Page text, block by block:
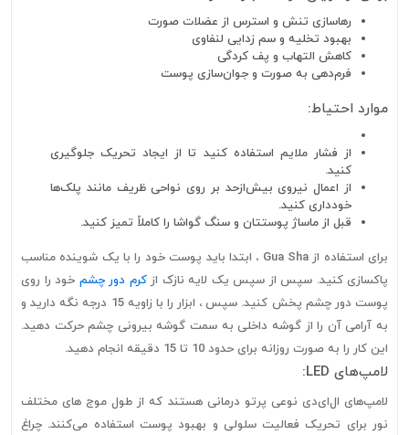
رهاسازی تنش و استرس از عضلات صورت
بهبود تخلیه و سم زدایی لنفاوی
کاهش التهاب و پف کردگی
فرم‌دهی به صورت و جوان‌سازی پوست
موارد احتیاط:
از فشار ملایم استفاده کنید تا از ایجاد تحریک جلوگیری
کنید.
از اعمال نیروی بیش‌از‌حد بر روی نواحی ظریف مانند پلک‌ها
خودداری کنید.
قبل از ماساژ پوستتان و سنگ گواشا را کاملاً تمیز کنید.
برای استفاده از Gua Sha ، ابتدا باید پوست خود را با یک شوینده مناسب
پاکسازی کنید. سپس از سپس یک لایه نازک ازکرم دور چشم خود را روی
پوست دور چشم پخش کنید. سپس ، ابزار را با زاویه 15 درجه نگه دارید و
به آرامی آن را از گوشه داخلی به سمت گوشه بیرونی چشم حرکت دهید.
این کار را به صورت روزانه برای حدود 10 تا 15 دقیقه انجام دهید.
لامپ‌های LED:
لامپ‌های ال‌ای‌دی نوعی پرتو درمانی هستند که از طول موج های مختلف
نور برای تحریک فعالیت سلولی و بهبود پوست استفاده می‌کنند. چراغ